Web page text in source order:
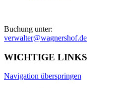
Buchung unter:
verwalter@wagnershof.de
WICHTIGE LINKS
Navigation überspringen